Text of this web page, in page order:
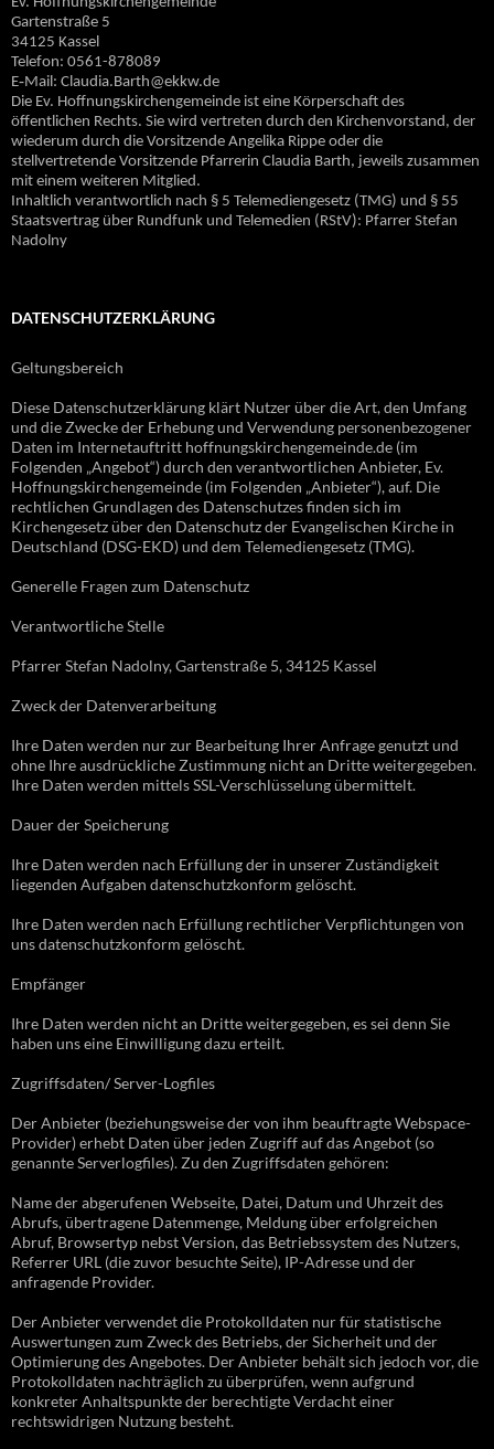
Gartenstraße 5
34125 Kassel
Telefon: 0561-878089
E‐Mail: Claudia.Barth@ekkw.de
Die Ev. Hoffnungskirchengemeinde ist eine Körperschaft des
öffentlichen Rechts. Sie wird vertreten durch den Kirchenvorstand, der
wiederum durch die Vorsitzende Angelika Rippe oder die
stellvertretende Vorsitzende Pfarrerin Claudia Barth, jeweils zusammen
mit einem weiteren Mitglied.
Inhaltlich verantwortlich nach § 5 Telemediengesetz (TMG) und § 55
Staatsvertrag über Rundfunk und Telemedien (RStV): Pfarrer Stefan
Nadolny
DATENSCHUTZERKLÄRUNG
Geltungsbereich
Diese Datenschutzerklärung klärt Nutzer über die Art, den Umfang
und die Zwecke der Erhebung und Verwendung personenbezogener
Daten im Internetauftritt hoffnungskirchengemeinde.de (im
Folgenden „Angebot“) durch den verantwortlichen Anbieter, Ev.
Hoffnungskirchengemeinde (im Folgenden „Anbieter“), auf. Die
rechtlichen Grundlagen des Datenschutzes finden sich im
Kirchengesetz über den Datenschutz der Evangelischen Kirche in
Deutschland (DSG-EKD) und dem Telemediengesetz (TMG).
Generelle Fragen zum Datenschutz
Verantwortliche Stelle
Pfarrer Stefan Nadolny, Gartenstraße 5, 34125 Kassel
Zweck der Datenverarbeitung
Ihre Daten werden nur zur Bearbeitung Ihrer Anfrage genutzt und
ohne Ihre ausdrückliche Zustimmung nicht an Dritte weitergegeben.
Ihre Daten werden mittels SSL-Verschlüsselung übermittelt.
Dauer der Speicherung
Ihre Daten werden nach Erfüllung der in unserer Zuständigkeit
liegenden Aufgaben datenschutzkonform gelöscht.
Ihre Daten werden nach Erfüllung rechtlicher Verpflichtungen von
uns datenschutzkonform gelöscht.
Empfänger
Ihre Daten werden nicht an Dritte weitergegeben, es sei denn Sie
haben uns eine Einwilligung dazu erteilt.
Zugriffsdaten/ Server-Logfiles
Der Anbieter (beziehungsweise der von ihm beauftragte Webspace-
Provider) erhebt Daten über jeden Zugriff auf das Angebot (so
genannte Serverlogfiles). Zu den Zugriffsdaten gehören:
Name der abgerufenen Webseite, Datei, Datum und Uhrzeit des
Abrufs, übertragene Datenmenge, Meldung über erfolgreichen
Abruf, Browsertyp nebst Version, das Betriebssystem des Nutzers,
Referrer URL (die zuvor besuchte Seite), IP-Adresse und der
anfragende Provider.
Der Anbieter verwendet die Protokolldaten nur für statistische
Auswertungen zum Zweck des Betriebs, der Sicherheit und der
Optimierung des Angebotes. Der Anbieter behält sich jedoch vor, die
Protokolldaten nachträglich zu überprüfen, wenn aufgrund
konkreter Anhaltspunkte der berechtigte Verdacht einer
rechtswidrigen Nutzung besteht.